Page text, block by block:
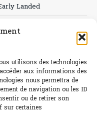
utilisons des technologies
aux informations des
nous permettra de
de navigation ou les ID
ou de retirer son
sur certaines
Landed
pour la santé.